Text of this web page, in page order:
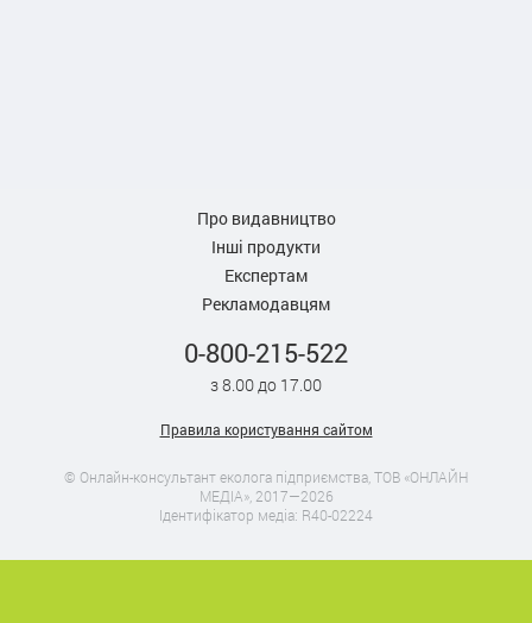
Про видавництво
Інші продукти
Експертам
Рекламодавцям
0-800-215-522
з 8.00 до 17.00
Правила користування сайтом
© Онлайн-консультант еколога підприємства, ТОВ «ОНЛАЙН
МЕДІА», 2017—2026
Ідентифікатор медіа: R40-02224